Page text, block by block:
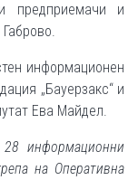
предприемачи и
информационен
„Бауерзакс“ и
Ева Майдел.
информационни
на Оперативна